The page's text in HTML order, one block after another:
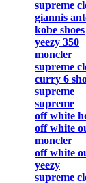
supreme
giannis
kobe shoes
yeezy 350
moncler
supreme
curry 6
supreme
supreme
off white
off white
moncler
off white
yeezy
supreme